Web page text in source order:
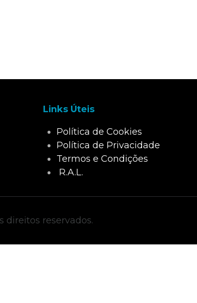
Links Úteis
Política de Cookies
Política de Privacidade
Termos e Condições
R.A.L.
direitos reservados.